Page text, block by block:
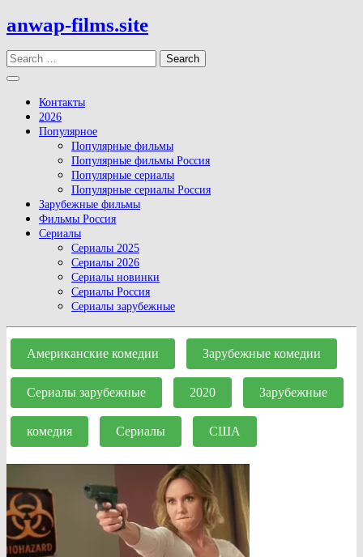
Skip
to
content
anwap-films.site
Search
Open
Button
Контакты
2026
Популярное
Популярные фильмы
Популярные фильмы Россия
Популярные сериалы
Популярные сериалы Россия
Зарубежные фильмы
Фильмы Россия
Сериалы
Сериалы 2025
Сериалы 2026
Сериалы новинки
Сериалы Россия
Сериалы зарубежные
Close
Button
Американские комедии Зарубежные комедии
Сериалы зарубежные 2020 Зарубежные
комедия Сериалы США